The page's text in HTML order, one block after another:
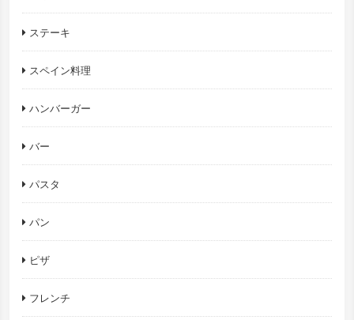
ステーキ
スペイン料理
ハンバーガー
バー
パスタ
パン
ピザ
フレンチ